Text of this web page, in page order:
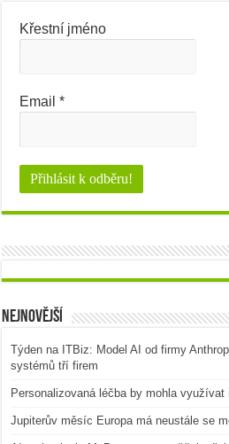
Křestní jméno
Email*
Nejnovější
Týden na ITBiz: Model AI od firmy
systémů tří firem
Personalizovaná léčba by mohla
Jupiterův měsíc Europa má neustále se